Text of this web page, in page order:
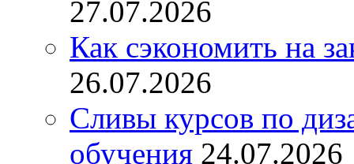
27.07.2026
Как сэкономить на
26.07.2026
Сливы курсов по
обучения 24.07.2026